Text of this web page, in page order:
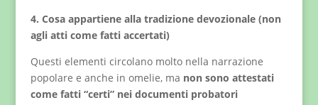
4. Cosa appartiene alla tradizione devozionale (non
agli atti come fatti accertati)
Questi elementi circolano molto nella narrazione
popolare e anche in omelie, ma non sono attestati
come fatti “certi” nei documenti probatori